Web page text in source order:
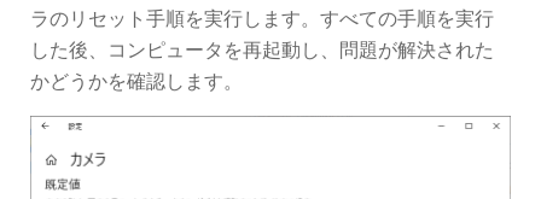
ラのリセット手順を実行します。すべての手順を実行
した後、コンピュータを再起動し、問題が解決された
かどうかを確認します。